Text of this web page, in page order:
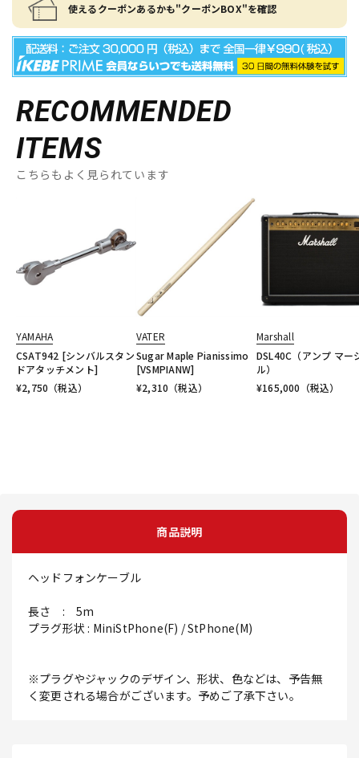
使えるクーポンあるかも"クーポンBOX"を確認
RECOMMENDED
ITEMS
こちらもよく見られています
YAMAHA
CSAT942 [シンバルスタン
ドアタッチメント]
¥2,750 （税込）
VATER
Sugar Maple Pianissimo
[VSMPIANW]
¥2,310 （税込）
Marshall
DSL40C（アンプ マー
ル）
¥165,000 （税込）
商品説明
ヘッドフォンケーブル
長さ : 5m
プラグ形状 : MiniStPhone(F) / StPhone(M)
※プラグやジャックのデザイン、形状、色などは、予告無
く変更される場合がございます。予めご了承下さい。